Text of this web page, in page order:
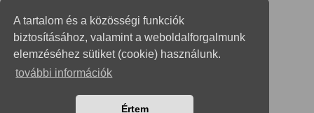
A tartalom és a közösségi funkciók
biztosításához, valamint a weboldalforgalmunk
elemzéséhez sütiket (cookie) használunk.
további információk
Értem